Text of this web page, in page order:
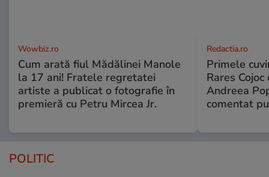
Wowbiz.ro
Cum arată fiul Mădălinei Manole
la 17 ani! Fratele regretatei
artiste a publicat o fotografie în
premieră cu Petru Mircea Jr.
Redactia.ro
Primele
Rares
Andreea
comentat
POLITIC